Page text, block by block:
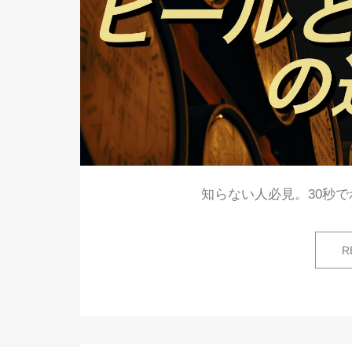
知らない人必見。30秒